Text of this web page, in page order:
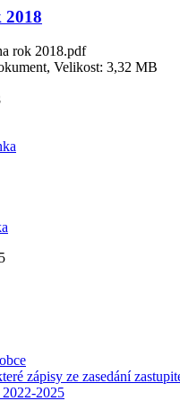
2018
rok 2018.pdf
Velikost: 3,32 MB
zápisy ze zasedání
2022-2025